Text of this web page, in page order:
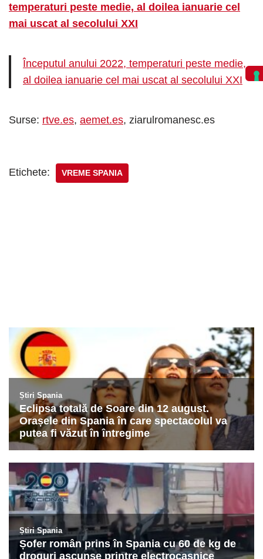
temperaturi peste medie, al doilea ianuarie cel
mai uscat al secolului XXI
Începutul anului 2022, temperaturi peste medie,
al doilea ianuarie cel mai uscat al secolului XXI
Surse: rtve.es, aemet.es, ziarulromanesc.es
Etichete: VREME SPANIA